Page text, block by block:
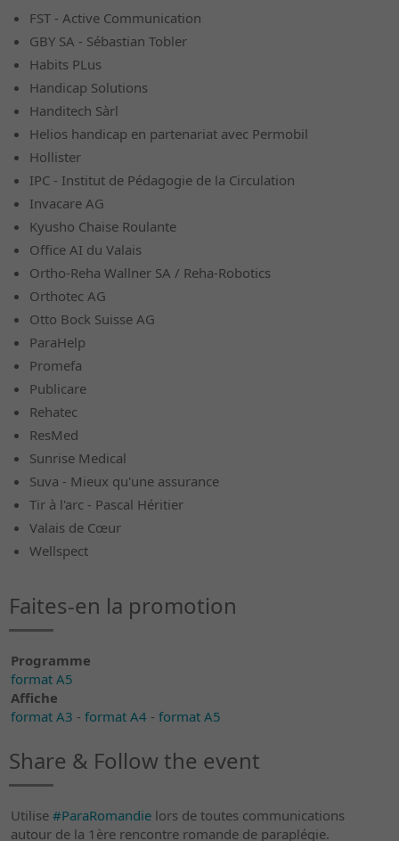
FST - Active Communication
GBY SA - Sébastian Tobler
Habits PLus
Handicap Solutions
Handitech Sàrl
Helios handicap en partenariat avec Permobil
Hollister
IPC - Institut de Pédagogie de la Circulation
Invacare AG
Kyusho Chaise Roulante
Office AI du Valais
Ortho-Reha Wallner SA / Reha-Robotics
Orthotec AG
Otto Bock Suisse AG
ParaHelp
Promefa
Publicare
Rehatec
ResMed
Sunrise Medical
Suva - Mieux qu'une assurance
Tir à l'arc - Pascal Héritier
Valais de Cœur
Wellspect
Faites-en la promotion
Programme
format A5
Affiche
format A3 - format A4 - format A5
Share & Follow the event
Utilise #ParaRomandie lors de toutes communications
autour de la 1ère rencontre romande de paraplégie.